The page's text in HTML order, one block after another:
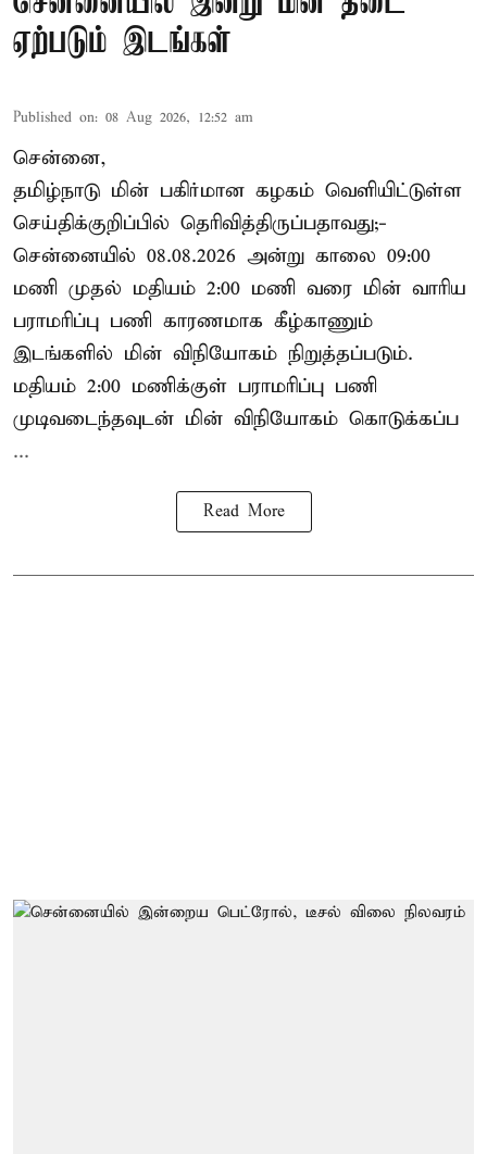
ஏற்படும் இடங்கள்
Published on: 08 Aug 2026, 12:52 am
சென்னை,
தமிழ்நாடு மின் பகிர்மான கழகம் வெளியிட்டுள்ள
செய்திக்குறிப்பில் தெரிவித்திருப்பதாவது;-
சென்னையில் 08.08.2026 அன்று காலை 09:00
மணி முதல் மதியம் 2:00 மணி வரை மின் வாரிய
பராமரிப்பு பணி காரணமாக கீழ்காணும்
இடங்களில் மின் விநியோகம் நிறுத்தப்படும்.
மதியம் 2:00 மணிக்குள் பராமரிப்பு பணி
முடிவடைந்தவுடன் மின் விநியோகம் கொடுக்கப்ப
...
Read More